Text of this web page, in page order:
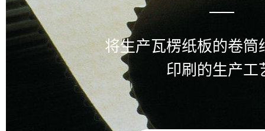
将生产瓦楞纸板的卷筒
印刷的生产工